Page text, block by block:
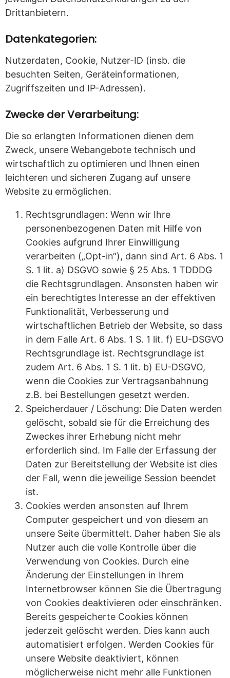
Drittanbietern.
Datenkategorien:
Nutzerdaten, Cookie, Nutzer-ID (insb. die
besuchten Seiten, Geräteinformationen,
Zugriffszeiten und IP-Adressen).
Zwecke der Verarbeitung:
Die so erlangten Informationen dienen dem
Zweck, unsere Webangebote technisch und
wirtschaftlich zu optimieren und Ihnen einen
leichteren und sicheren Zugang auf unsere
Website zu ermöglichen.
Rechtsgrundlagen: Wenn wir Ihre
personenbezogenen Daten mit Hilfe von
Cookies aufgrund Ihrer Einwilligung
verarbeiten („Opt-in“), dann sind Art. 6 Abs. 1
S. 1 lit. a) DSGVO sowie § 25 Abs. 1 TDDDG
die Rechtsgrundlagen. Ansonsten haben wir
ein berechtigtes Interesse an der effektiven
Funktionalität, Verbesserung und
wirtschaftlichen Betrieb der Website, so dass
in dem Falle Art. 6 Abs. 1 S. 1 lit. f) EU-DSGVO
Rechtsgrundlage ist. Rechtsgrundlage ist
zudem Art. 6 Abs. 1 S. 1 lit. b) EU-DSGVO,
wenn die Cookies zur Vertragsanbahnung
z.B. bei Bestellungen gesetzt werden.
Speicherdauer / Löschung: Die Daten werden
gelöscht, sobald sie für die Erreichung des
Zweckes ihrer Erhebung nicht mehr
erforderlich sind. Im Falle der Erfassung der
Daten zur Bereitstellung der Website ist dies
der Fall, wenn die jeweilige Session beendet
ist.
Cookies werden ansonsten auf Ihrem
Computer gespeichert und von diesem an
unsere Seite übermittelt. Daher haben Sie als
Nutzer auch die volle Kontrolle über die
Verwendung von Cookies. Durch eine
Änderung der Einstellungen in Ihrem
Internetbrowser können Sie die Übertragung
von Cookies deaktivieren oder einschränken.
Bereits gespeicherte Cookies können
jederzeit gelöscht werden. Dies kann auch
automatisiert erfolgen. Werden Cookies für
unsere Website deaktiviert, können
möglicherweise nicht mehr alle Funktionen